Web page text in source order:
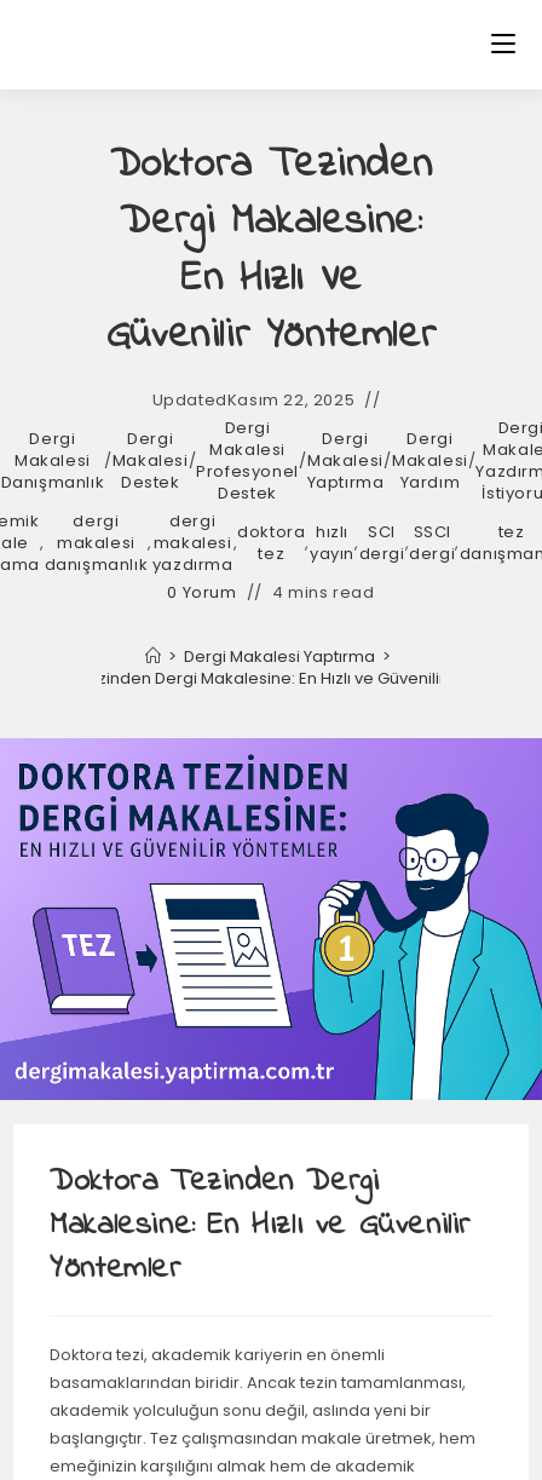
Doktora Tezinden
Dergi Makalesine:
En Hızlı Ve
Güvenilir Yöntemler
UpdatedKasım 22, 2025
Dergi
Makalesi
Danışmanlık
/
Dergi
Makalesi
Destek
/
Dergi
Makalesi
Profesyonel
Destek
/
Dergi
Makalesi
Yaptırma
/
Dergi
Makalesi
Yardım
/
,
dergi
makalesi
danışmanlık
,
dergi
makalesi
yazdırma
,doktora
tez
, hızlı
yayın, SCI
dergi, SSCI
dergi,
tez
0 Yorum
4 mins read
> Dergi Makalesi Yaptırma >
Doktora Tezinden Dergi Makalesine: En Hızlı ve Güvenilir Yöntemler
Doktora Tezinden Dergi
Makalesine: En Hızlı ve Güvenilir
Yöntemler
Doktora tezi, akademik kariyerin en önemli
basamaklarından biridir. Ancak tezin tamamlanması,
akademik yolculuğun sonu değil, aslında yeni bir
başlangıçtır. Tez çalışmasından makale üretmek, hem
emeğinizin karşılığını almak hem de akademik